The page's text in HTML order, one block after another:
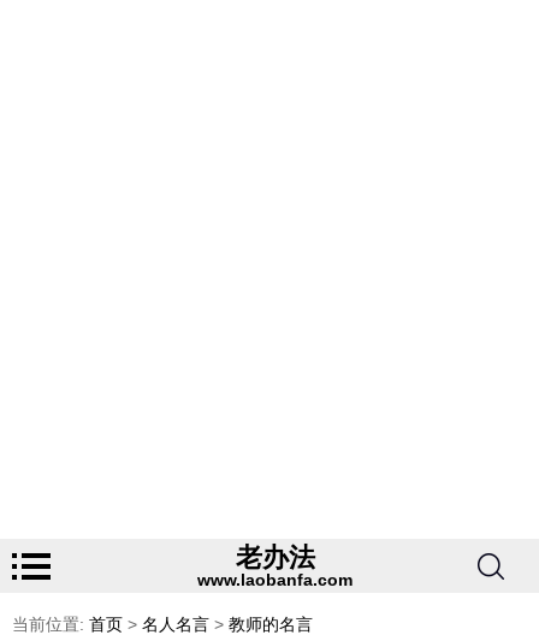
老办法
www.laobanfa.com
当前位置: 首页 > 名人名言 > 教师的名言